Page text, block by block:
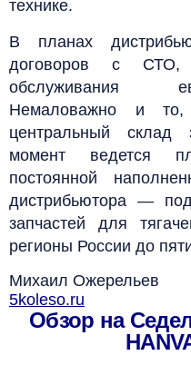
технике.
В планах
договоров с
обслуживания
Немаловажно и
центральный склад
момент ведется
постоянной
дистрибьютора —
запчастей для
регионы России до
Михаил Ожерельев
5koleso.ru
Обзор на